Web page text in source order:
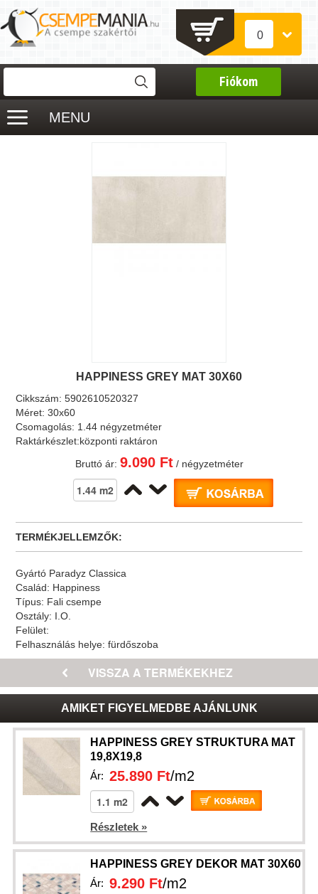
0
Fiókom
MENU
HAPPINESS GREY MAT 30X60
Cikkszám:5902610520327
Méret:30x60
Csomagolás: 1.44 négyzetméter
Raktárkészlet:központi raktáron
Bruttó ár: 9.090 Ft/ négyzetméter
TERMÉKJELLEMZŐK:
Gyártó Paradyz Classica
Család: Happiness
Típus: Fali csempe
Osztály: I.O.
Felület:
Felhasználás helye:fürdőszoba
AMIKET FIGYELMEDBE AJÁNLUNK
HAPPINESS GREY STRUKTURA MAT
19,8X19,8
Ár: 25.890 Ft/m2
Részletek »
HAPPINESS GREY DEKOR MAT 30X60
Ár:9.290 Ft/m2